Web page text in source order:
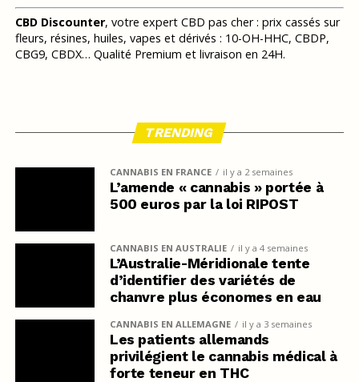
CBD Discounter, votre expert CBD pas cher : prix cassés sur
fleurs, résines, huiles, vapes et dérivés : 10-OH-HHC, CBDP,
CBG9, CBDX… Qualité Premium et livraison en 24H.
TRENDING
CANNABIS EN FRANCE il y a 2 semaines
L’amende « cannabis » portée à
500 euros par la loi RIPOST
CANNABIS EN AUSTRALIE il y a 4 semaines
L’Australie-Méridionale tente
d’identifier des variétés de
chanvre plus économes en eau
CANNABIS EN ALLEMAGNE il y a 3 semaines
Les patients allemands
privilégient le cannabis médical à
forte teneur en THC